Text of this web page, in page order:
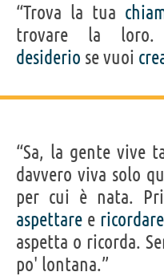
“Trova la tua
trovare la
desiderio se vuoi
“Sa, la gente vive
davvero viva solo
per cui è nata.
aspettare e ricordare
aspetta o ricorda.
po' lontana.”